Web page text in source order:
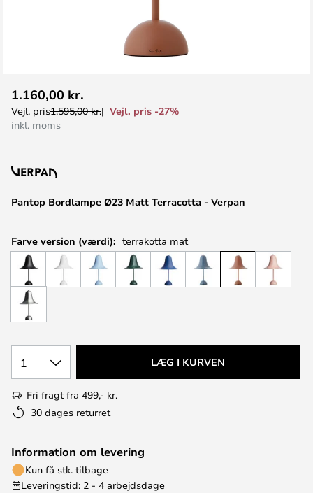
til
starten
Pantop Bordlampe Ø23 Matt Terracotta - Verpan
1.160,00 kr.
Vejl. pris1.595,00 kr.
Vejl. pris -27%
inkl. moms
Farve version (værdi): terrakotta mat
1 LÆG I KURVEN
Fri fragt fra 499,- kr.
30 dages returret
Information om levering
Kun få stk. tilbage
Leveringstid: 2 - 4 arbejdsdage